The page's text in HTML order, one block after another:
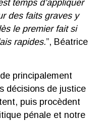
temps d’appliquer
des faits graves y
le premier fait si
rapides.”, Béatrice
principalement
décisions de justice
puis procèdent
pénale et notre